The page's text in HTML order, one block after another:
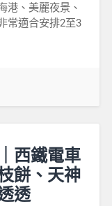
港、美麗夜景、
常適合安排2至3
西鐵電車
餅、天神
透